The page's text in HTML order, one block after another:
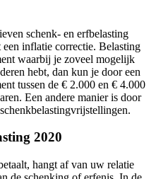
schenk- en erfbelasting
inflatie correctie. Belasting
waarbij je zoveel mogelijk
hebt, dan kun je door een
tussen de € 2.000 en € 4.000
Een andere manier is door
2020
hangt af van uw relatie